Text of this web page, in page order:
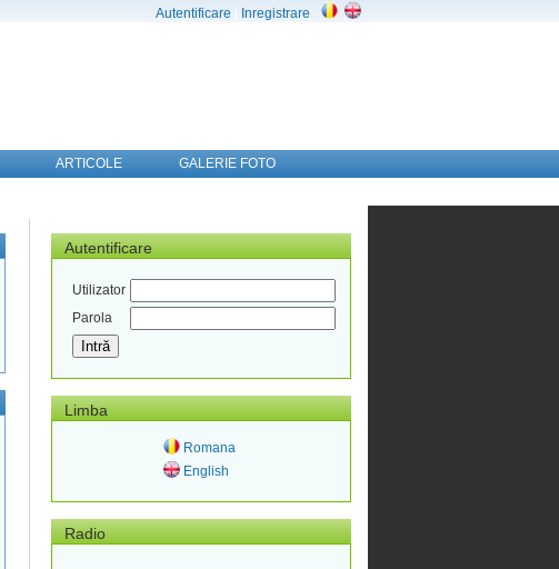
Autentificare Inregistrare
ARTICOLE
GALERIE FOTO
Autentificare
Utilizator
Parola
Limba
Romana
English
Radio